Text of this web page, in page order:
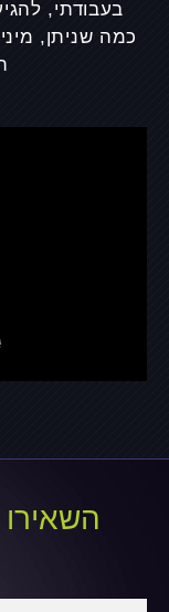
בעבודתי,
כמה שניתן,
השאירו